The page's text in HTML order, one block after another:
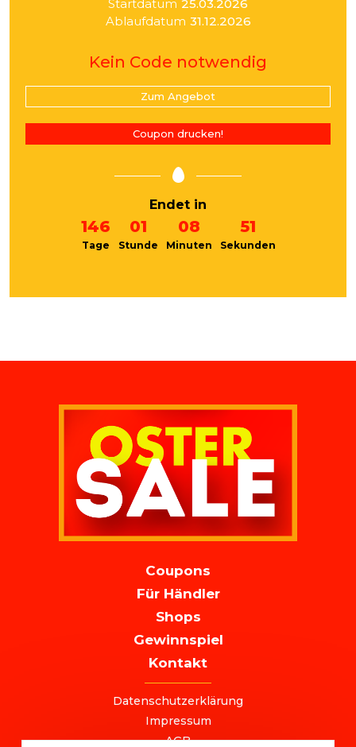
Startdatum 25.03.2026
Ablaufdatum 31.12.2026
Kein Code notwendig
Zum Angebot
Coupon drucken!
Endet in
146
Tage
01
Stunde
08
Minuten
51
Sekunden
NAVIGATION
Coupons
Für Händler
Shops
Gewinnspiel
Kontakt
Datenschutzerklärung
Impressum
AGB